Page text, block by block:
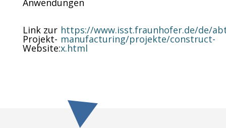
Link zur
Projekt-
Website:
https://www.isst.fraunhofer.de/de/
manufacturing/projekte/construct-
x.html